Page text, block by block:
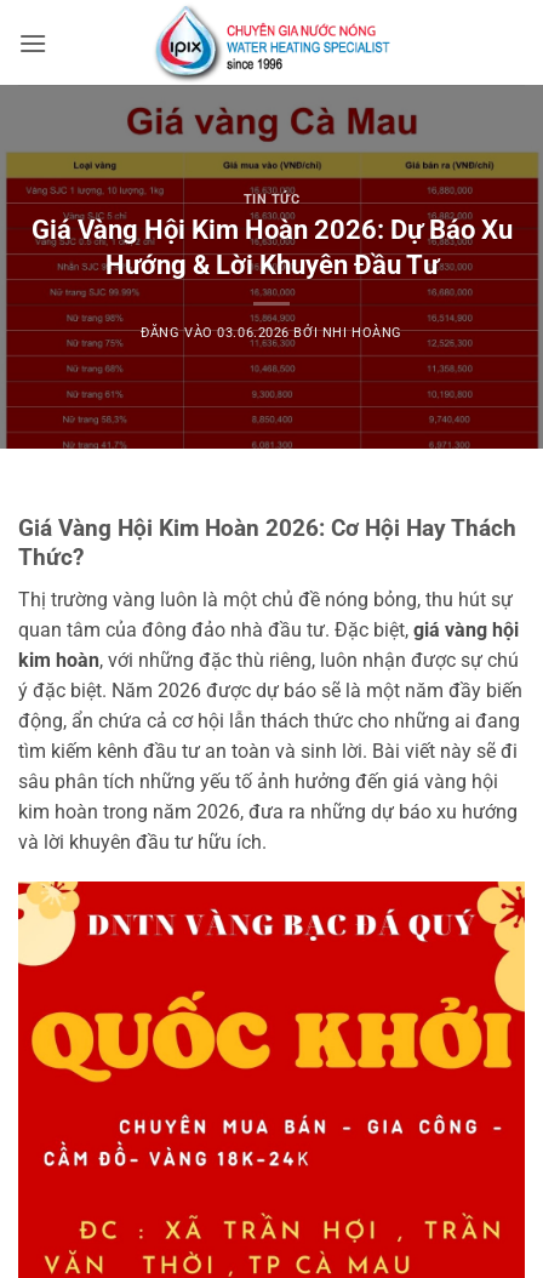
qua
TIN TỨC
Giá Vàng Hội Kim Hoàn 2026: Dự Báo Xu
Hướng & Lời Khuyên Đầu Tư
ĐĂNG VÀO03.06.2026 BỞINHI HOÀNG
Giá Vàng Hội Kim Hoàn 2026: Cơ Hội Hay Thách
Thức?
Thị trường vàng luôn là một chủ đề nóng bỏng, thu hút sự
quan tâm của đông đảo nhà đầu tư. Đặc biệt, giá vàng hội
kim hoàn, với những đặc thù riêng, luôn nhận được sự chú
ý đặc biệt. Năm 2026 được dự báo sẽ là một năm đầy biến
động, ẩn chứa cả cơ hội lẫn thách thức cho những ai đang
tìm kiếm kênh đầu tư an toàn và sinh lời. Bài viết này sẽ đi
sâu phân tích những yếu tố ảnh hưởng đến giá vàng hội
kim hoàn trong năm 2026, đưa ra những dự báo xu hướng
và lời khuyên đầu tư hữu ích.